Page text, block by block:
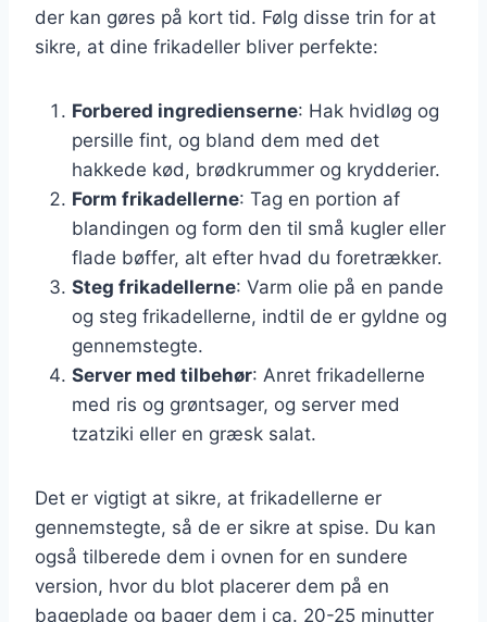
der kan gøres på kort tid. Følg disse trin for at
sikre, at dine frikadeller bliver perfekte:
Forbered ingredienserne: Hak hvidløg og
persille fint, og bland dem med det
hakkede kød, brødkrummer og krydderier.
Form frikadellerne: Tag en portion af
blandingen og form den til små kugler eller
flade bøffer, alt efter hvad du foretrækker.
Steg frikadellerne: Varm olie på en pande
og steg frikadellerne, indtil de er gyldne og
gennemstegte.
Server med tilbehør: Anret frikadellerne
med ris og grøntsager, og server med
tzatziki eller en græsk salat.
Det er vigtigt at sikre, at frikadellerne er
gennemstegte, så de er sikre at spise. Du kan
også tilberede dem i ovnen for en sundere
version, hvor du blot placerer dem på en
bageplade og bager dem i ca. 20-25 minutter